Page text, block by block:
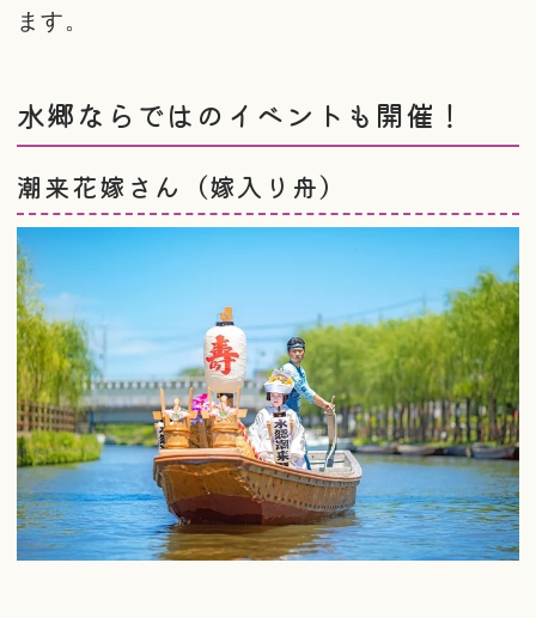
ます。
水郷ならではのイベントも開催！
潮来花嫁さん（嫁入り舟）